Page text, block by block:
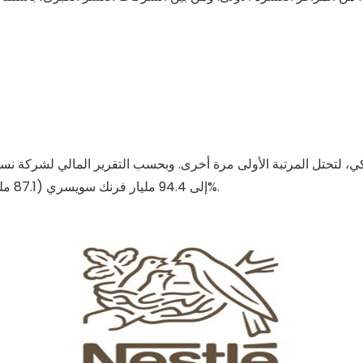
إلى 94.4 مليار فرنك سويسري (87.1 مليار فرنك سويسري في عام 2021)، بمعدل نمو عضوي قدره 8.3%.